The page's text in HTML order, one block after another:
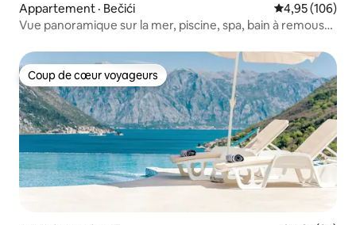
Appartement · Bečići Note
4,95 (106)
Vue panoramique sur la mer, piscine, spa, bain à remous
Coup de cœur voyageurs
Coup de cœur voyageurs